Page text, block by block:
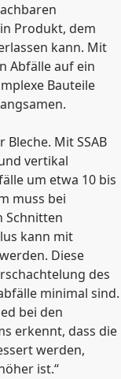
Produkt, dem
kann. Mit
Abfälle auf ein
Bauteile
Mit SSAB
vertikal
um etwa 10 bis
muss bei
Schnitten
kann mit
Diese
des
minimal sind.
bei den
erkennt, dass die
werden,
ist.“